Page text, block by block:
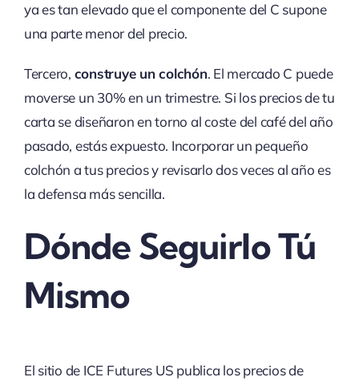
ya es tan elevado que el componente del C supone
una parte menor del precio.
Tercero, construye un colchón. El mercado C puede
moverse un 30% en un trimestre. Si los precios de tu
carta se diseñaron en torno al coste del café del año
pasado, estás expuesto. Incorporar un pequeño
colchón a tus precios y revisarlo dos veces al año es
la defensa más sencilla.
Dónde Seguirlo Tú
Mismo
El sitio de ICE Futures US publica los precios de